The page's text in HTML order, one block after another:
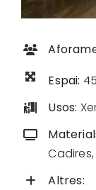
Espai:
Usos:
Altres: